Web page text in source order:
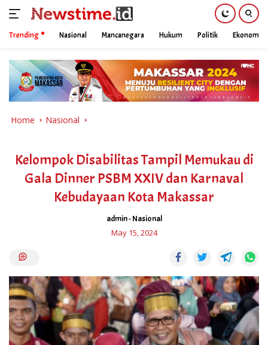
content
Trending Nasional Mancanegara Hukum Politik Ekonomi
Home Nasional
Kelompok Disabilitas Tampil Memukau di
Gala Dinner PSBM XXIV dan Karnaval
Kebudayaan Kota Makassar
admin-Nasional
May 15, 2024